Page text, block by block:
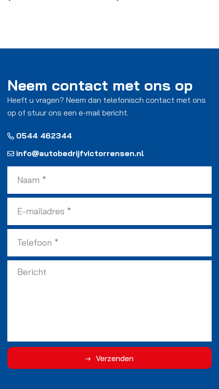
Neem contact met ons op
Heeft u vragen? Neem dan telefonisch contact met ons
op of stuur ons een e-mail bericht.
0544 462344
info@autobedrijfvictorrensen.nl
Verzenden